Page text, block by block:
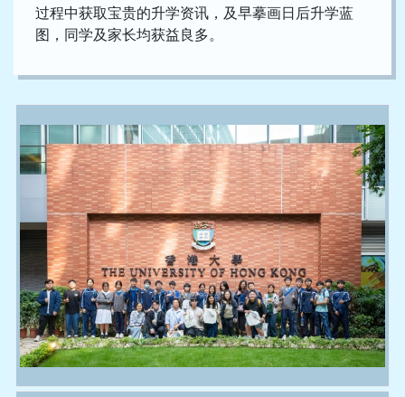
过程中获取宝贵的升学资讯，及早摹画日后升学蓝
图，同学及家长均获益良多。